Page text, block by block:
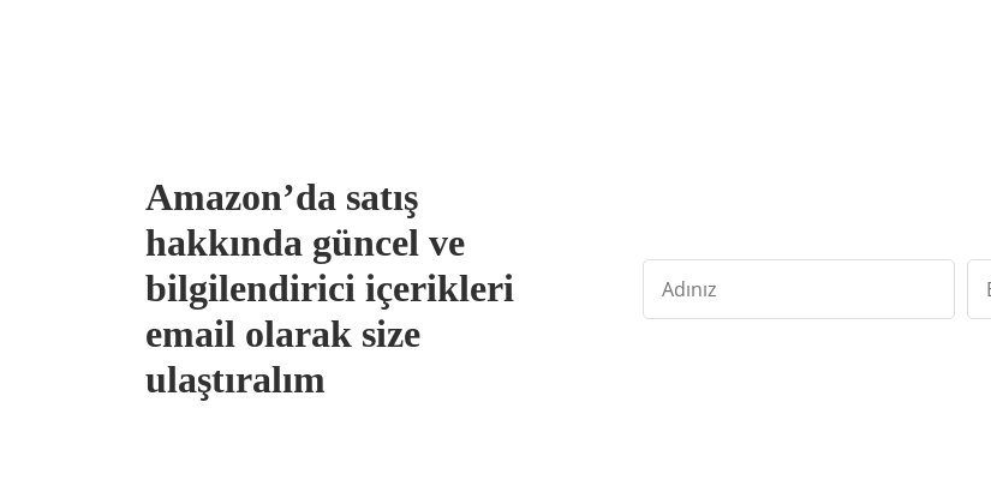
Amazon’da satış
hakkında güncel ve
bilgilendirici içerikleri
email olarak size
ulaştıralım